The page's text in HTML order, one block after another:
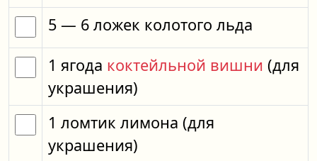
5 — 6 ложек колотого льда
1 ягода коктейльной вишни (для
украшения)
1 ломтик лимона (для
украшения)